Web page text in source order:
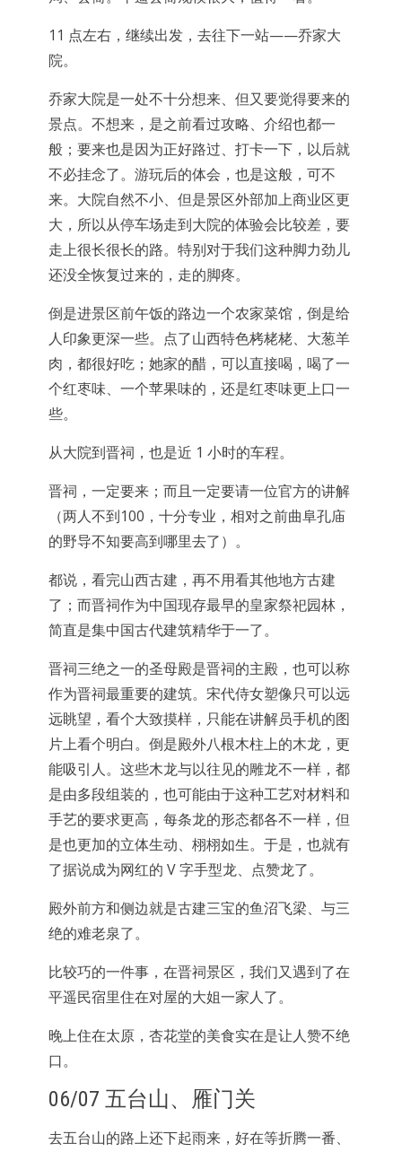
11 点左右，继续出发，去往下一站——乔家大
院。
乔家大院是一处不十分想来、但又要觉得要来的
景点。不想来，是之前看过攻略、介绍也都一
般；要来也是因为正好路过、打卡一下，以后就
不必挂念了。游玩后的体会，也是这般，可不
来。大院自然不小、但是景区外部加上商业区更
大，所以从停车场走到大院的体验会比较差，要
走上很长很长的路。特别对于我们这种脚力劲儿
还没全恢复过来的，走的脚疼。
倒是进景区前午饭的路边一个农家菜馆，倒是给
人印象更深一些。点了山西特色栲栳栳、大葱羊
肉，都很好吃；她家的醋，可以直接喝，喝了一
个红枣味、一个苹果味的，还是红枣味更上口一
些。
从大院到晋祠，也是近 1 小时的车程。
晋祠，一定要来；而且一定要请一位官方的讲解
（两人不到100，十分专业，相对之前曲阜孔庙
的野导不知要高到哪里去了）。
都说，看完山西古建，再不用看其他地方古建
了；而晋祠作为中国现存最早的皇家祭祀园林，
简直是集中国古代建筑精华于一了。
晋祠三绝之一的圣母殿是晋祠的主殿，也可以称
作为晋祠最重要的建筑。宋代侍女塑像只可以远
远眺望，看个大致摸样，只能在讲解员手机的图
片上看个明白。倒是殿外八根木柱上的木龙，更
能吸引人。这些木龙与以往见的雕龙不一样，都
是由多段组装的，也可能由于这种工艺对材料和
手艺的要求更高，每条龙的形态都各不一样，但
是也更加的立体生动、栩栩如生。于是，也就有
了据说成为网红的 V 字手型龙、点赞龙了。
殿外前方和侧边就是古建三宝的鱼沼飞梁、与三
绝的难老泉了。
比较巧的一件事，在晋祠景区，我们又遇到了在
平遥民宿里住在对屋的大姐一家人了。
晚上住在太原，杏花堂的美食实在是让人赞不绝
口。
06/07 五台山、雁门关
去五台山的路上还下起雨来，好在等折腾一番、